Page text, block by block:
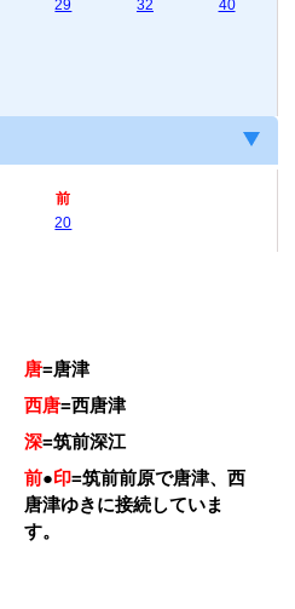
29
32 40
前
20
唐=唐津
西唐=西唐津
深=筑前深江
前●印=筑前前原で唐津、西
唐津ゆきに接続していま
す。